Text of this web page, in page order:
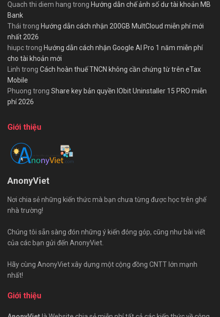
Quach thi diem hang trong Hướng dẫn chế ảnh số dư tài khoản MB
Bank
Thái trong Hướng dẫn cách nhận 200GB MultCloud miễn phí mới
nhất 2026
hiupctrong Hướng dẫn cách nhận Google AI Pro 1 năm miễn phí
cho tài khoản mới
Linh trong Cách hoàn thuế TNCN không cần chứng từ trên eTax
Mobile
Phuong trong Share key bản quyền IObit Uninstaller 15 PRO miễn
phí 2026
Giới thiệu
AnonyViet
Nơi chia sẻ những kiến thức mà bạn chưa từng được học trên ghế
nhà trường!
Chúng tôi sẵn sàng đón những ý kiến đóng góp, cũng như bài viết
của các bạn gửi đến AnonyViet.
Hãy cùng AnonyViet xây dựng một cộng đồng CNTT lớn mạnh
nhất!
Giới thiệu